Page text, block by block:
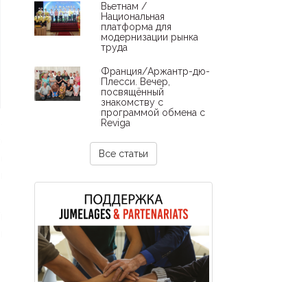
Вьетнам /
Национальная
платформа для
модернизации рынка
труда
Франция/Аржантр-дю-
Плесси. Вечер,
посвящённый
знакомству с
программой обмена с
Reviga
Все статьи